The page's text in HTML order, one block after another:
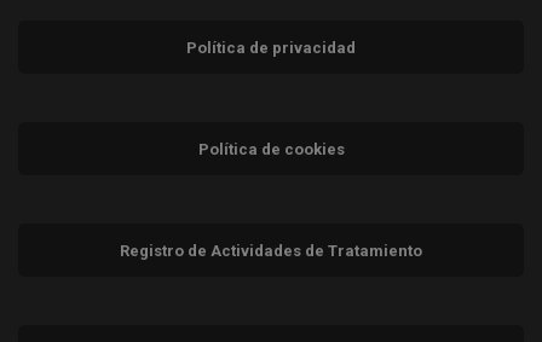
Política de privacidad
Política de cookies
Registro de Actividades de Tratamiento